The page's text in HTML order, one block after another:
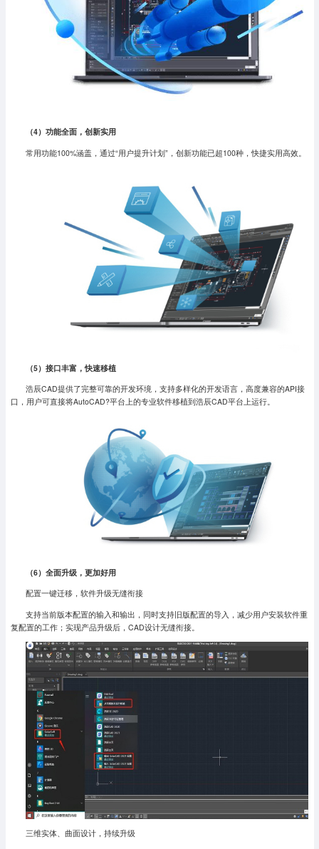
（4）功能全面，创新实用
常用功能100%涵盖，通过“用户提升计划”，创新功能已超100种，快捷实用高效。
（5）接口丰富，快速移植
浩辰CAD提供了完整可靠的开发环境，支持多样化的开发语言，高度兼容的API接
口，用户可直接将AutoCAD?平台上的专业软件移植到浩辰CAD平台上运行。
（6）全面升级，更加好用
配置一键迁移，软件升级无缝衔接
支持当前版本配置的输入和输出，同时支持旧版配置的导入，减少用户安装软件重
复配置的工作；实现产品升级后，CAD设计无缝衔接。
三维实体、曲面设计，持续升级